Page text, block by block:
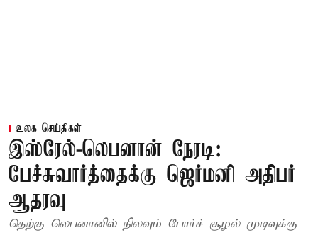
உலக செய்திகள்
இஸ்ரேல்-லெபனான் நேரடி:
பேச்சுவார்த்தைக்கு ஜெர்மனி அதிபர்
ஆதரவு
தெற்கு லெபனானில் நிலவும் போர்ச் சூழல் முடிவுக்கு